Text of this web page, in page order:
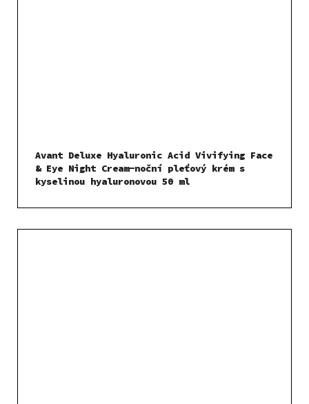
Avant Deluxe Hyaluronic Acid Vivifying Face
& Eye Night Cream-noční pleťový krém s
kyselinou hyaluronovou 50 ml